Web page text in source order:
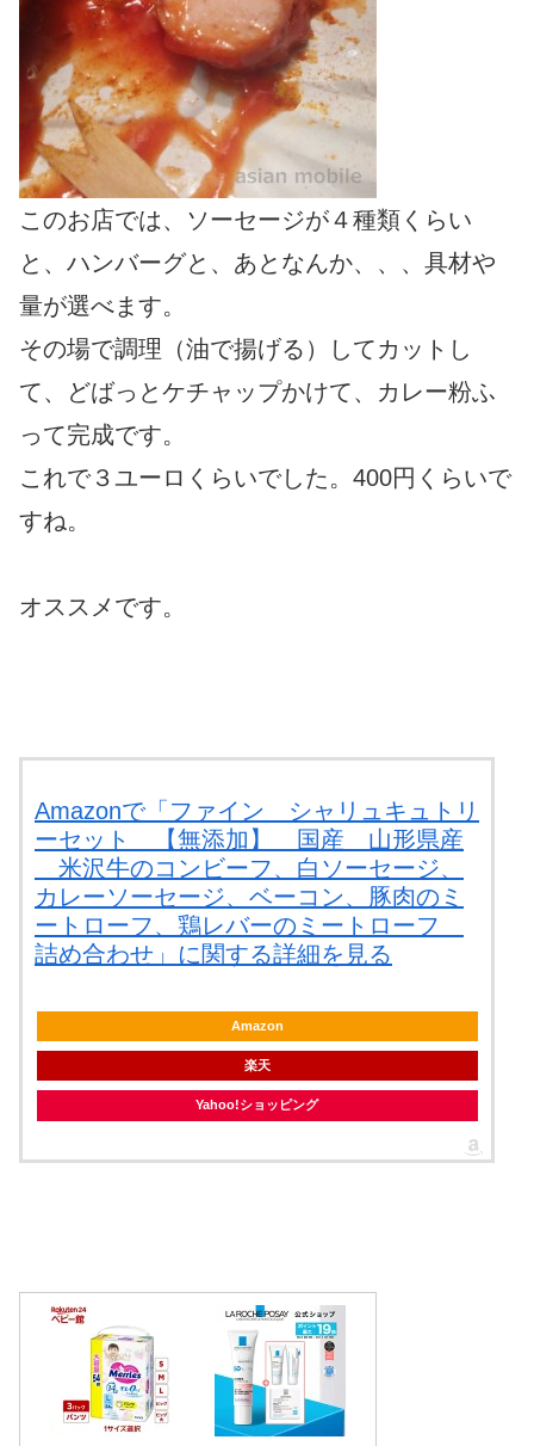
このお店では、ソーセージが４種類くらい
と、ハンバーグと、あとなんか、、、具材や
量が選べます。
その場で調理（油で揚げる）してカットし
て、どばっとケチャップかけて、カレー粉ふ
って完成です。
これで３ユーロくらいでした。400円くらいで
すね。
オススメです。
Amazonで「ファイン シャリュキュトリ
ーセット 【無添加】 国産 山形県産
米沢牛のコンビーフ、白ソーセージ、
カレーソーセージ、ベーコン、豚肉のミ
ートローフ、鶏レバーのミートローフ
詰め合わせ」に関する詳細を見る
Amazon
楽天
Yahoo!ショッピング